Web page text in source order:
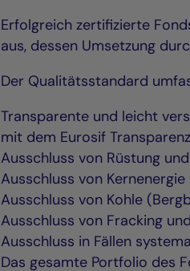
Erfolgreich zertifizierte
aus, dessen Umsetzung
Der Qualitätsstandard
Transparente und leicht
mit dem Eurosif
Ausschluss von Rüstung
Ausschluss von
Ausschluss von Kohle
Ausschluss von Fracking
Ausschluss in Fällen
Das gesamte Portfolio des